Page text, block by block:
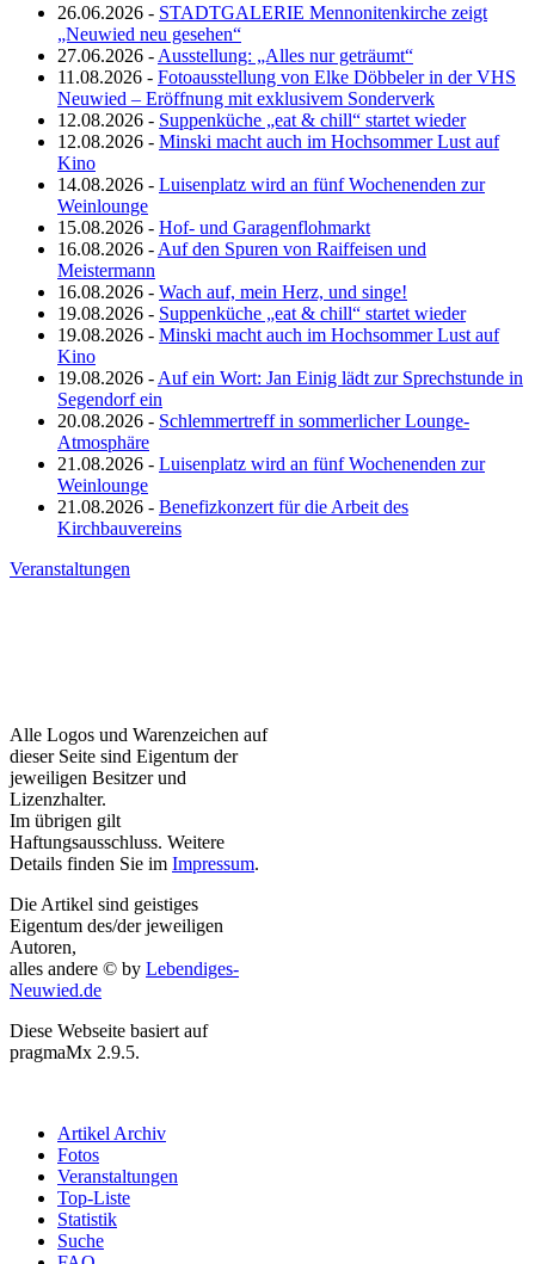
26.06.2026 - STADTGALERIE Mennonitenkirche zeigt
„Neuwied neu gesehen“
27.06.2026 - Ausstellung: „Alles nur geträumt“
11.08.2026 - Fotoausstellung von Elke Döbbeler in der VHS
Neuwied – Eröffnung mit exklusivem Sonderverk
12.08.2026 - Suppenküche „eat & chill“ startet wieder
12.08.2026 - Minski macht auch im Hochsommer Lust auf
Kino
14.08.2026 - Luisenplatz wird an fünf Wochenenden zur
Weinlounge
15.08.2026 - Hof- und Garagenflohmarkt
16.08.2026 - Auf den Spuren von Raiffeisen und
Meistermann
16.08.2026 - Wach auf, mein Herz, und singe!
19.08.2026 - Suppenküche „eat & chill“ startet wieder
19.08.2026 - Minski macht auch im Hochsommer Lust auf
Kino
19.08.2026 - Auf ein Wort: Jan Einig lädt zur Sprechstunde in
Segendorf ein
20.08.2026 - Schlemmertreff in sommerlicher Lounge-
Atmosphäre
21.08.2026 - Luisenplatz wird an fünf Wochenenden zur
Weinlounge
21.08.2026 - Benefizkonzert für die Arbeit des
Kirchbauvereins
Veranstaltungen
Alle Logos und Warenzeichen auf
dieser Seite sind Eigentum der
jeweiligen Besitzer und
Lizenzhalter.
Im übrigen gilt
Haftungsausschluss. Weitere
Details finden Sie im Impressum.
Die Artikel sind geistiges
Eigentum des/der jeweiligen
Autoren,
alles andere © by Lebendiges-
Neuwied.de
Diese Webseite basiert auf
pragmaMx 2.9.5.
Artikel Archiv
Fotos
Veranstaltungen
Top-Liste
Statistik
Suche